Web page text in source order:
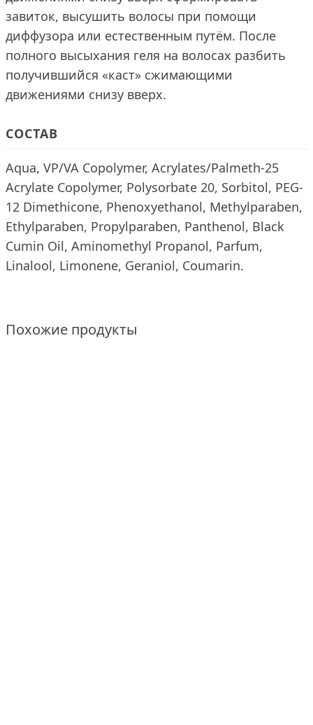
завиток, высушить волосы при помощи
диффузора или естественным путём. После
полного высыхания геля на волосах разбить
получившийся «каст» сжимающими
движениями снизу вверх.
СОСТАВ
Aqua, VP/VA Copolymer, Acrylates/Palmeth-25
Acrylate Copolymer, Polysorbate 20, Sorbitol, PEG-
12 Dimethicone, Phenoxyethanol, Methylparaben,
Ethylparaben, Propylparaben, Panthenol, Black
Cumin Oil, Aminomethyl Propanol, Parfum,
Linalool, Limonene, Geraniol, Coumarin.
Похожие продукты